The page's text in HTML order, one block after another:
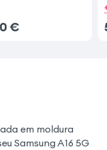
€
em moldura
Samsung A16 5G